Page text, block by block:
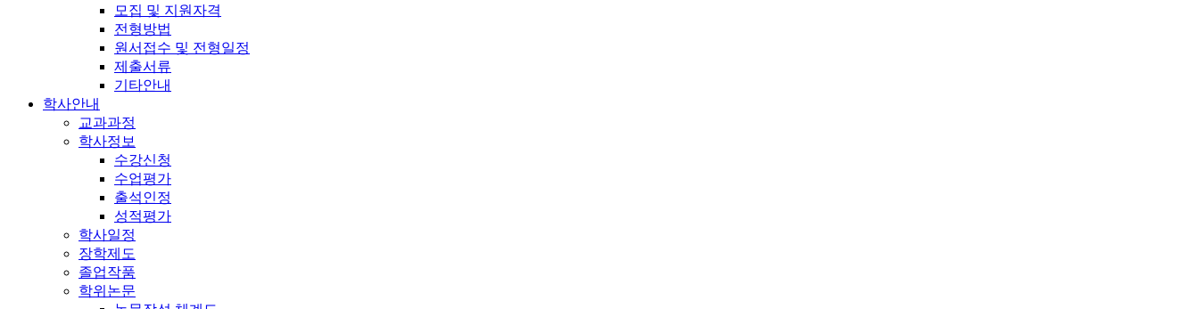
모집 및 지원자격
전형방법
원서접수 및 전형일정
제출서류
기타안내
학사안내
교과과정
학사정보
수강신청
수업평가
출석인정
성적평가
학사일정
장학제도
졸업작품
학위논문